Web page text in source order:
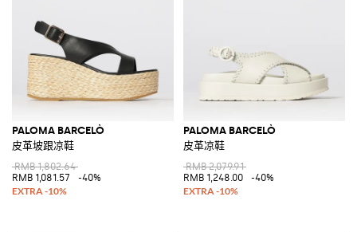
PALOMA BARCELÒ
皮革坡跟凉鞋
RMB 1,802.64
RMB 1,081.57
-40%
PALOMA BARCELÒ
皮革凉鞋
RMB 2,079.91
RMB 1,248.00
-40%